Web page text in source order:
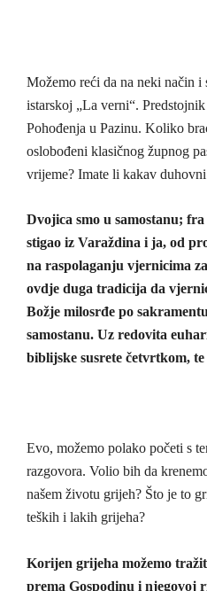
Možemo reći da na neki način i
istarskoj „La verni“.
Pohođenja u Pazinu. Koliko
oslobođeni klasičnog župnog
vrijeme? Imate li kakav
Dvojica smo u samostanu;
stigao iz Varaždina i ja, od
na raspolaganju vjernicima
ovdje duga tradicija da
Božje milosrđe po
samostanu. Uz redovita
biblijske susrete četvrtkom,
Evo, možemo polako početi s
razgovora. Volio bih da
našem životu grijeh? Što je to
teških i lakih grijeha?
Korijen grijeha možemo
prema Gospodinu i njegovoj